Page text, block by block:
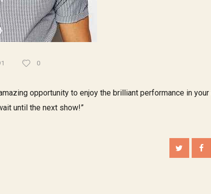
0
opportunity to enjoy the brilliant performance in
until the next show!”